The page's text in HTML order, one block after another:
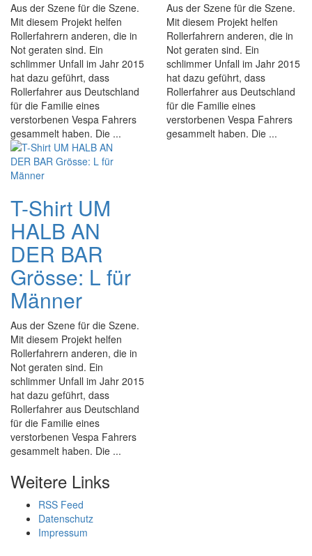
Aus der Szene für die Szene.
Mit diesem Projekt helfen
Rollerfahrern anderen, die in
Not geraten sind. Ein
schlimmer Unfall im Jahr 2015
hat dazu geführt, dass
Rollerfahrer aus Deutschland
für die Familie eines
verstorbenen Vespa Fahrers
gesammelt haben. Die ...
Aus der Szene für die Szene.
Mit diesem Projekt helfen
Rollerfahrern anderen, die in
Not geraten sind. Ein
schlimmer Unfall im Jahr 2015
hat dazu geführt, dass
Rollerfahrer aus Deutschland
für die Familie eines
verstorbenen Vespa Fahrers
gesammelt haben. Die ...
T-Shirt UM
HALB AN
DER BAR
Grösse: L für
Männer
Aus der Szene für die Szene.
Mit diesem Projekt helfen
Rollerfahrern anderen, die in
Not geraten sind. Ein
schlimmer Unfall im Jahr 2015
hat dazu geführt, dass
Rollerfahrer aus Deutschland
für die Familie eines
verstorbenen Vespa Fahrers
gesammelt haben. Die ...
Weitere Links
RSS Feed
Datenschutz
Impressum